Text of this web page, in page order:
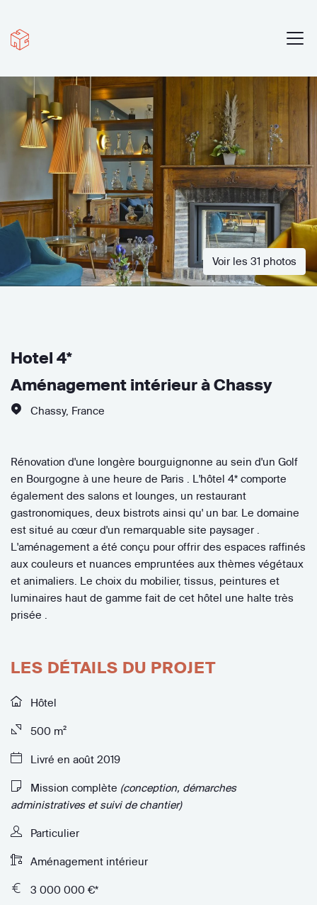
Voir les 31 photos
Hotel 4*
Aménagement intérieur à Chassy
Chassy, France
Rénovation d'une longère bourguignonne au sein d'un Golf
en Bourgogne à une heure de Paris . L'hôtel 4* comporte
également des salons et lounges, un restaurant
gastronomiques, deux bistrots ainsi qu' un bar. Le domaine
est situé au cœur d'un remarquable site paysager .
L'aménagement a été conçu pour offrir des espaces raffinés
aux couleurs et nuances empruntées aux thèmes végétaux
et animaliers. Le choix du mobilier, tissus, peintures et
luminaires haut de gamme fait de cet hôtel une halte très
prisée .
LES DÉTAILS DU PROJET
Hôtel
500 m²
Livré en août 2019
Mission complète (conception, démarches
administratives et suivi de chantier)
Particulier
Aménagement intérieur
3 000 000 €*